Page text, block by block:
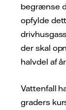
begrænse
opfylde
der skal
halvdel af
Vattenfall
graders